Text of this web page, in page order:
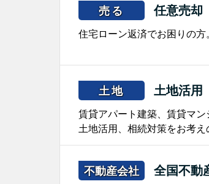
売る 任意売却
住宅ローン返済でお困りの方
土地 土地活用
賃貸アパート建築、賃貸マン
土地活用、相続対策をお考え
不動産会社 全国不動